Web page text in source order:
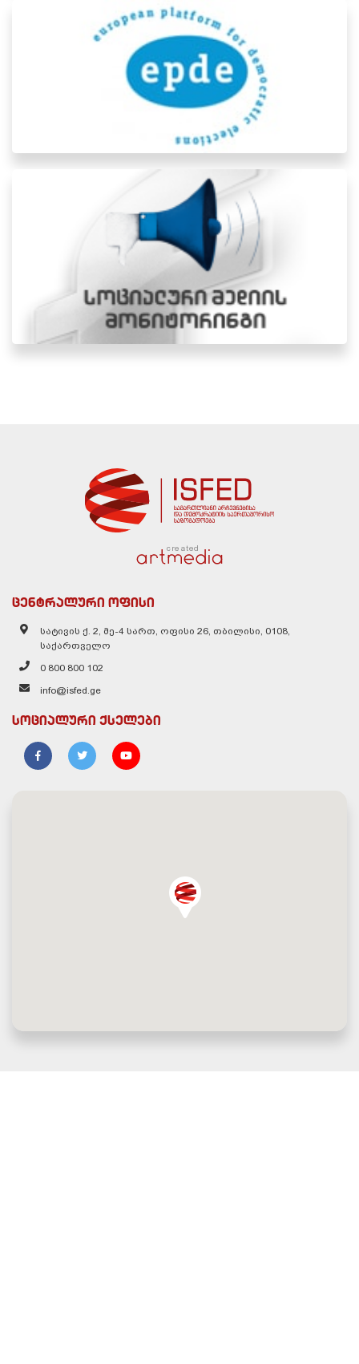
created
ცენტრალური ოფისი
სატივის ქ. 2, მე-4 სართ, ოფისი 26, თბილისი, 0108,
საქართველო
0 800 800 102
info@isfed.ge
სოციალური ქსელები